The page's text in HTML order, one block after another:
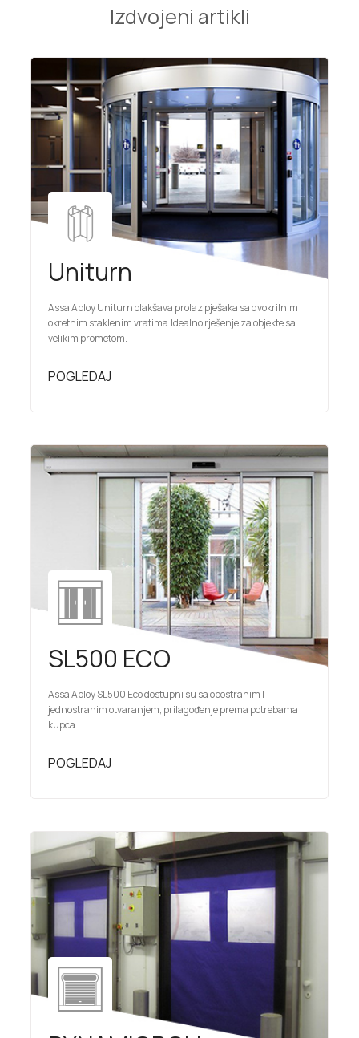
Izdvojeni artikli
Uniturn
Assa Abloy Uniturn olakšava prolaz pješaka sa dvokrilnim
okretnim staklenim vratima.Idealno rješenje za objekte sa
velikim prometom.
POGLEDAJ
SL500 ECO
Assa Abloy SL500 Eco dostupni su sa obostranim I
jednostranim otvaranjem, prilagođenje prema potrebama
kupca.
POGLEDAJ